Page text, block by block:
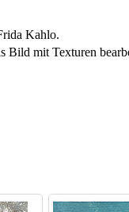
Kahlo.
Bild mit Texturen